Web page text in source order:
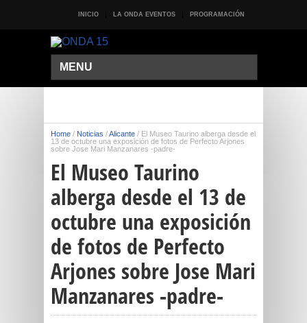
INICIO LA ONDA EVENTOS PROGRAMACIÓN
MENU
Home / Noticias /Alicante / El Museo Taurino alberga desde el
13 de octubre una exposición de fotos de Perfecto Arjones
sobre Jose Mari Manzanares -padre-
El Museo Taurino
alberga desde el 13 de
octubre una exposición
de fotos de Perfecto
Arjones sobre Jose Mari
Manzanares -padre-